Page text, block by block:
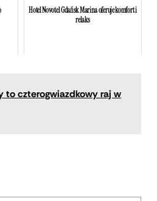
Hotel Novotel Gdańsk Marina oferuje komfort i
relaks
to czterogwiazdkowy raj w